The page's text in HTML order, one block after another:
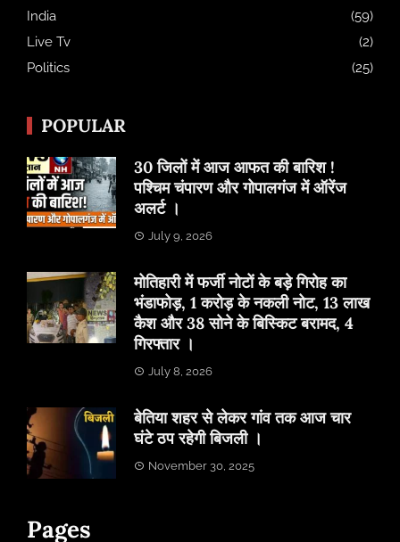
India
(59)
Live Tv
(2)
Politics
(25)
POPULAR
30 जिलों में आज आफत की बारिश !
पश्चिम चंपारण और गोपालगंज में ऑरेंज
अलर्ट ।
July 9, 2026
मोतिहारी में फर्जी नोटों के बड़े गिरोह का
भंडाफोड़, 1 करोड़ के नकली नोट, 13 लाख
कैश और 38 सोने के बिस्किट बरामद, 4
गिरफ्तार ।
July 8, 2026
बेतिया शहर से लेकर गांव तक आज चार
घंटे ठप रहेगी बिजली ।
November 30, 2025
Pages